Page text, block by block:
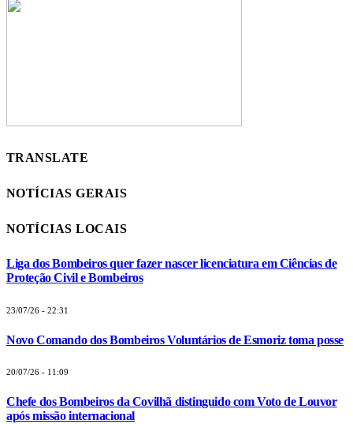
TRANSLATE
NOTÍCIAS GERAIS
NOTÍCIAS LOCAIS
Liga dos Bombeiros quer fazer nascer licenciatura em Ciências de
Proteção Civil e Bombeiros
23/07/26 - 22:31
Novo Comando dos Bombeiros Voluntários de Esmoriz toma posse
20/07/26 - 11:09
Chefe dos Bombeiros da Covilhã distinguido com Voto de Louvor
após missão internacional